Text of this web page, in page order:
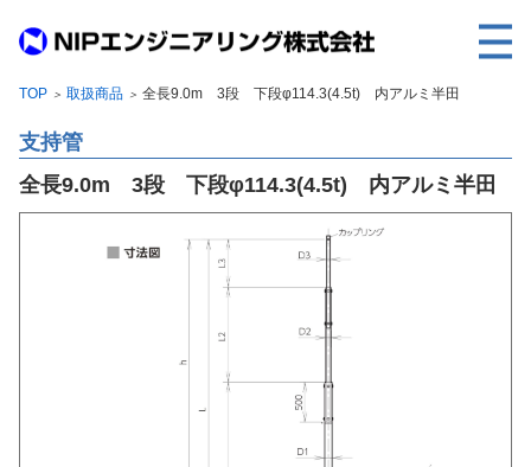
事業内容
取扱製品
TOP ＞ 取扱商品 ＞ 全長9.0m 3段 下段φ114.3(4.5t) 内アルミ半田
支持管
全長9.0m 3段 下段φ114.3(4.5t) 内アルミ半田